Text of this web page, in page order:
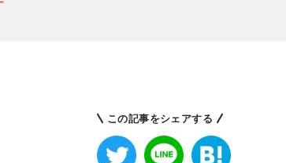
この記事をシェアする